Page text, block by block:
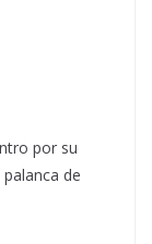
por su
de